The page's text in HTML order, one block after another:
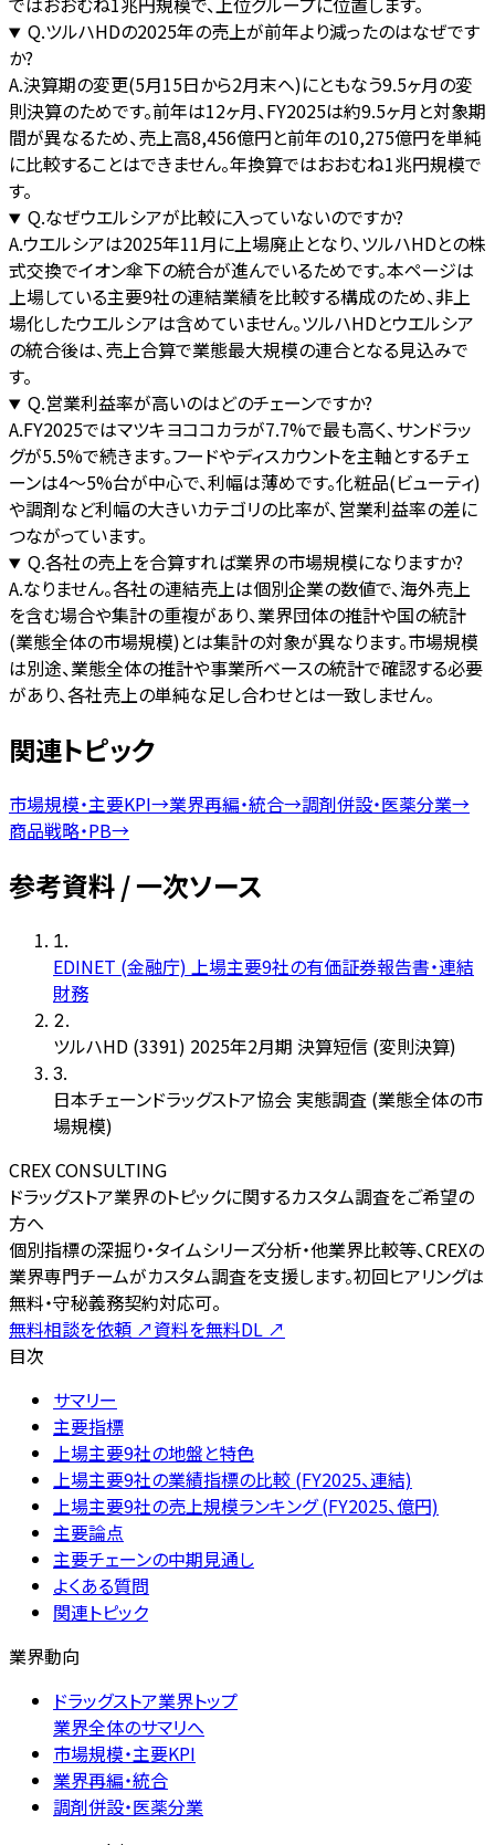
Q.ツルハHDの2025年の売上が前年より減ったのはなぜです
か?
A.決算期の変更(5月15日から2月末へ)にともなう9.5ヶ月の変
則決算のためです。前年は12ヶ月、FY2025は約9.5ヶ月と対象期
間が異なるため、売上高8,456億円と前年の10,275億円を単純
に比較することはできません。年換算ではおおむね1兆円規模で
す。
Q.なぜウエルシアが比較に入っていないのですか?
A.ウエルシアは2025年11月に上場廃止となり、ツルハHDとの株
式交換でイオン傘下の統合が進んでいるためです。本ページは
上場している主要9社の連結業績を比較する構成のため、非上
場化したウエルシアは含めていません。ツルハHDとウエルシア
の統合後は、売上合算で業態最大規模の連合となる見込みで
す。
Q.営業利益率が高いのはどのチェーンですか?
A.FY2025ではマツキヨココカラが7.7%で最も高く、サンドラッ
グが5.5%で続きます。フードやディスカウントを主軸とするチェ
ーンは4〜5%台が中心で、利幅は薄めです。化粧品(ビューティ)
や調剤など利幅の大きいカテゴリの比率が、営業利益率の差に
つながっています。
Q.各社の売上を合算すれば業界の市場規模になりますか?
A.なりません。各社の連結売上は個別企業の数値で、海外売上
を含む場合や集計の重複があり、業界団体の推計や国の統計
(業態全体の市場規模)とは集計の対象が異なります。市場規模
は別途、業態全体の推計や事業所ベースの統計で確認する必要
があり、各社売上の単純な足し合わせとは一致しません。
関連トピック
市場規模・主要KPI→業界再編・統合→調剤併設・医薬分業→
商品戦略・PB→
参考資料 / 一次ソース
1.
EDINET (金融庁) 上場主要9社の有価証券報告書・連結
財務
2.
ツルハHD (3391) 2025年2月期 決算短信 (変則決算)
3.
日本チェーンドラッグストア協会 実態調査 (業態全体の市
場規模)
CREX CONSULTING
ドラッグストア業界のトピックに関するカスタム調査をご希望の
方へ
個別指標の深掘り・タイムシリーズ分析・他業界比較等、CREXの
業界専門チームがカスタム調査を支援します。初回ヒアリングは
無料・守秘義務契約対応可。
無料相談を依頼 ↗資料を無料DL ↗
目次
サマリー
主要指標
上場主要9社の地盤と特色
上場主要9社の業績指標の比較 (FY2025、連結)
上場主要9社の売上規模ランキング (FY2025、億円)
主要論点
主要チェーンの中期見通し
よくある質問
関連トピック
業界動向
ドラッグストア業界トップ
業界全体のサマリへ
市場規模・主要KPI
業界再編・統合
調剤併設・医薬分業